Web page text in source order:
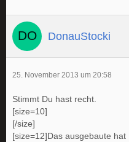
DonauStocki
25. November 2013 um 20:58
Stimmt Du hast recht.
[size=10]
[/size]
[size=12]Das ausgebaute hat